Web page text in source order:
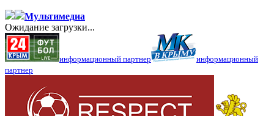
Мультимедиа
Ожидание загрузки...
информационный партнер
информационный
партнер